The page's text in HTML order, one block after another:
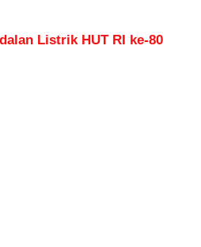
Listrik HUT RI ke-80